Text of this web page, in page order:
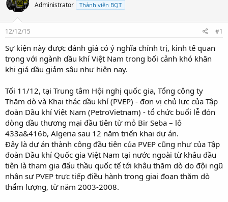
a
s
t
r
t
e
g
i
ó
Administrator Thành viên BQT
12/12/15 #1
Sự kiện này được đánh giá có ý nghĩa chính trị, kinh tế quan
trọng với ngành dầu khí Việt Nam trong bối cảnh khó khăn
khi giá dầu giảm sâu như hiện nay.
Tối 11/12, tại Trung tâm Hội nghị quốc gia, Tổng công ty
Thăm dò và Khai thác dầu khí (PVEP) - đơn vị chủ lực của Tập
đoàn Dầu khí Việt Nam (PetroVietnam) - tổ chức buổi lễ đón
dòng dầu thương mại đầu tiên từ mỏ Bir Seba – lô
433a&416b, Algeria sau 12 năm triển khai dự án.
Đây là dự án thành công đầu tiên của PVEP cũng như của Tập
đoàn Dầu khí Quốc gia Việt Nam tại nước ngoài từ khâu đầu
tiên là tham gia đấu thầu quốc tế tới khâu thăm dò do đội ngũ
nhân sự PVEP trực tiếp điều hành trong giai đoạn thăm dò
thẩm lượng, từ năm 2003-2008.